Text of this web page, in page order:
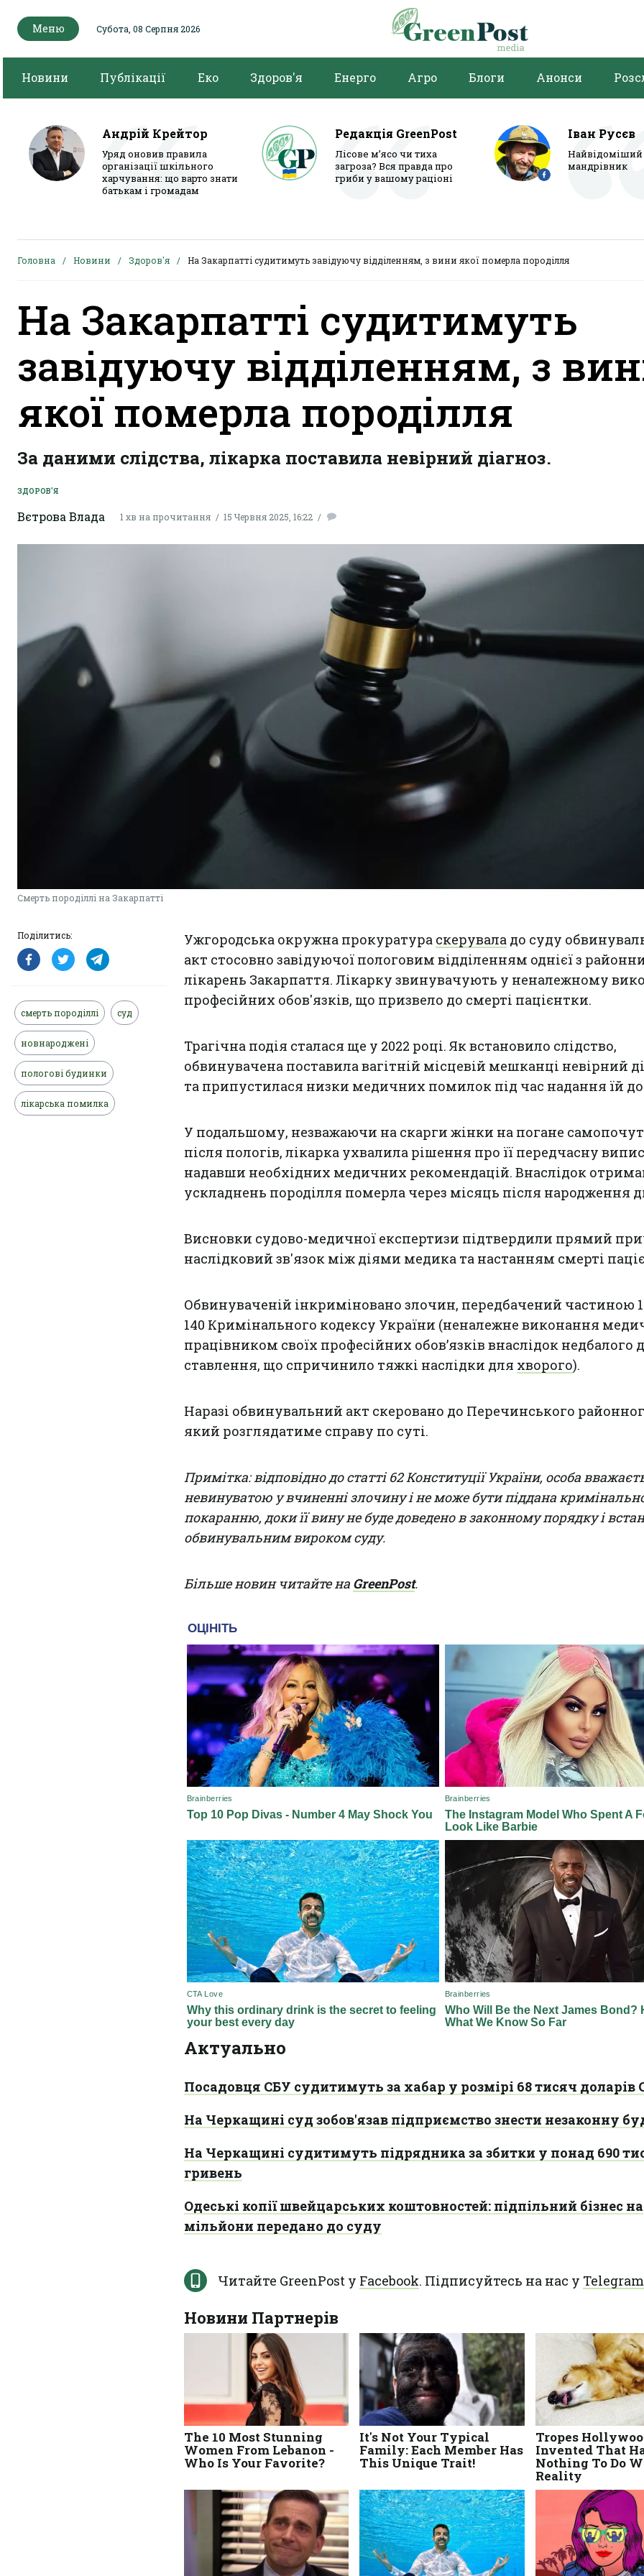
Меню Субота, 08 Серпня 2026
Новини Публікації Еко Здоров'я Енерго Агро Блоги Анонси
Андрій Крейтор
Уряд оновив правила
організації шкільного
харчування: що варто знати
батькам і громадам
Редакція GreenPost
Лісове м’ясо чи тиха
загроза? Вся правда про
гриби у вашому раціоні
Іван Русєв
мандрівник
Головна Новини Здоров'я На Закарпатті судитимуть завідуючу відділенням, з вини якої померла породілля
На Закарпатті судитимуть
завідуючу відділенням, з
якої померла породілля
За даними слідства, лікарка поставила невірний діагноз.
ЗДОРОВ'Я
Вєтрова Влада 1 хв на прочитання 15 Червня 2025, 16:22
Смерть породіллі на Закарпатті
Поділитись:
смерть породіллі суд
новнароджені
пологові будинки
лікарська помилка
Ужгородська окружна прокуратура скерувала до суду
акт стосовно завідуючої пологовим відділенням однієї з
лікарень Закарпаття. Лікарку звинувачують у неналежному
професійних обов'язків, що призвело до смерті пацієнтки.
Трагічна подія сталася ще у 2022 році. Як встановило слідство,
обвинувачена поставила вагітній місцевій мешканці невірний
та припустилася низки медичних помилок під час надання їй
У подальшому, незважаючи на скарги жінки на погане
після пологів, лікарка ухвалила рішення про її передчасну
надавши необхідних медичних рекомендацій. Внаслідок
ускладнень породілля померла через місяць після народження
Висновки судово-медичної експертизи підтвердили прямий
наслідковий зв'язок між діями медика та настанням смерті
Обвинуваченій інкриміновано злочин, передбачений частиною 1
140 Кримінального кодексу України (неналежне виконання
працівником своїх професійних обов’язків внаслідок недбалого
ставлення, що спричинило тяжкі наслідки для хворого).
Наразі обвинувальний акт скеровано до Перечинського
який розглядатиме справу по суті.
Примітка: відповідно до статті 62 Конституції України, особа
невинуватою у вчиненні злочину і не може бути піддана
покаранню, доки її вину не буде доведено в законному порядку і
обвинувальним вироком суду.
Більше новин читайте на GreenPost.
Актуально
Посадовця СБУ судитимуть за хабар у розмірі 68 тисяч
На Черкащині суд зобов'язав підприємство знести незаконну
На Черкащині судитимуть підрядника за збитки у понад 690
гривень
Одеські копії швейцарських коштовностей: підпільний бізнес на
мільйони передано до суду
Читайте GreenPost у Facebook. Підписуйтесь на нас у Telegram